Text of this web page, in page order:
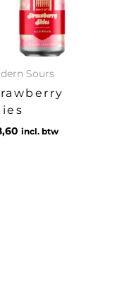
Sours
incl. btw